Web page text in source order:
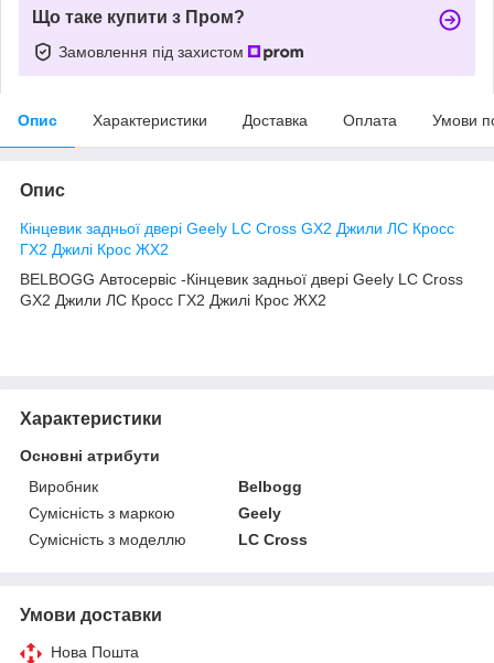
Що таке купити з Пром?
Замовлення під захистом
Опис Характеристики Доставка Оплата Умови
Опис
Кінцевик задньої двері Geely LC Cross GX2 Джили ЛС Кросс
ГХ2 Джилі Крос ЖХ2
BELBOGG Автосервіс -Кінцевик задньої двері Geely LC Cross
GX2 Джили ЛС Кросс ГХ2 Джилі Крос ЖХ2
Характеристики
Основні атрибути
Виробник
Belbogg
Сумісність з маркою
Geely
Сумісність з моделлю
LC Cross
Умови доставки
Нова Пошта